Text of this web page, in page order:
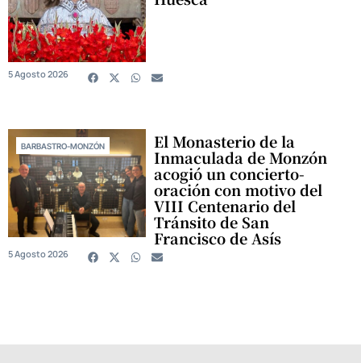
5 Agosto 2026
BARBASTRO-MONZÓN El Monasterio de la
Inmaculada de Monzón
acogió un concierto-
oración con motivo del
VIII Centenario del
Tránsito de San
Francisco de Asís
5 Agosto 2026